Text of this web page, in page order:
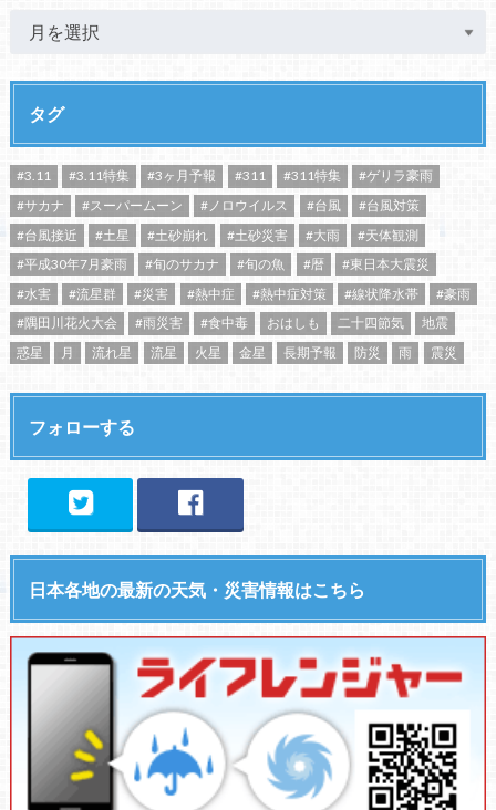
タグ
#3.11 #3.11特集 #3ヶ月予報 #311 #311特集
#ゲリラ豪雨
#サカナ
#スーパームーン #ノロウイルス #台風
#台風対策
#台風接近
#土星 #土砂崩れ #土砂災害 #大雨
#天体観測
#平成30年7月豪雨
#旬のサカナ #旬の魚 #暦
#東日本大震災
#水害
#流星群 #災害 #熱中症 #熱中症対策 #線状降水帯
#豪雨
#隅田川花火大会
#雨災害 #食中毒 おはしも 二十四節気
地震
惑星
月 流れ星 流星 火星 金星 長期予報 防災 雨 震災
フォローする
日本各地の最新の天気・災害情報はこちら